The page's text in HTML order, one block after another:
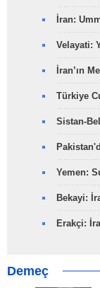
İran:
Velayati:
İran’ın
Türkiye
Sistan-
Yemen:
Bekayi:
Erakçi:
Demeç